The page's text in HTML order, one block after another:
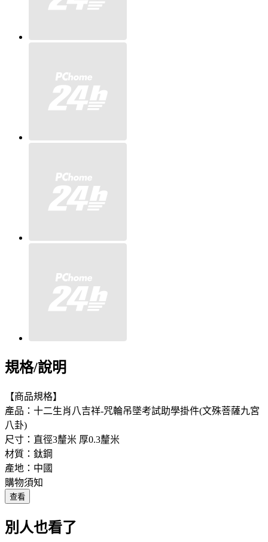
規格/說明
【商品規格】
產品：十二生肖八吉祥-咒輪吊墜考試助學掛件(文殊菩薩九宮
八卦)
尺寸：直徑3釐米 厚0.3釐米
材質：鈦鋼
產地：中國
購物須知
查看
別人也看了